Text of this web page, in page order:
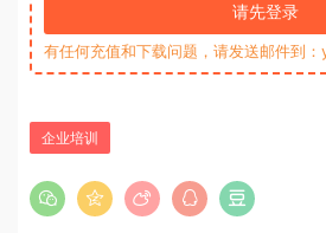
请先登录
有任何充值和下载问题，请发送邮件到
企业培训